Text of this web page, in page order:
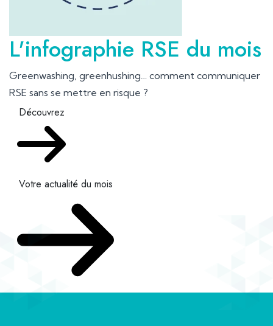
L'infographie RSE du mois
Greenwashing, greenhushing… comment communiquer
RSE sans se mettre en risque ?
Découvrez
Votre actualité du mois